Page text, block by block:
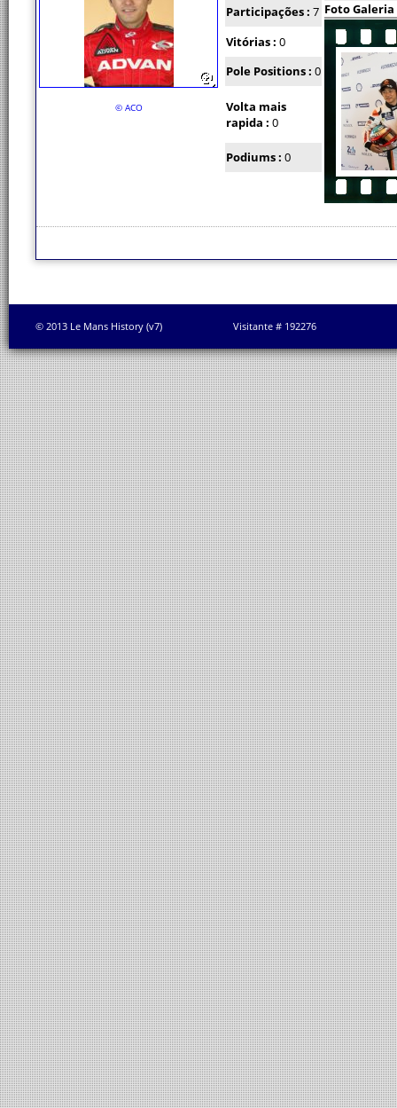
© ACO
Participações : 7 Foto Galeria
Vitórias : 0
Pole Positions : 0
Volta mais
rapida : 0
Podiums : 0
© 2013 Le Mans History (v7) Visitante # 192276